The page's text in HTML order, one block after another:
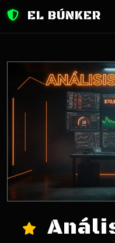
EL BÚNKER